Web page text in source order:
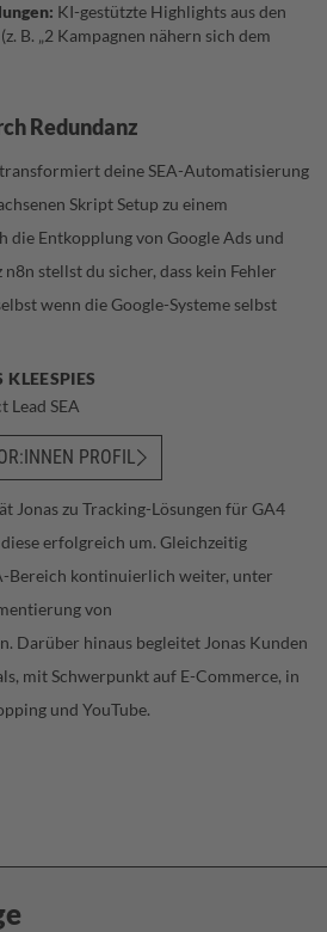
KI-gestützte Highlights aus den
B. „2 Kampagnen nähern sich dem
Redundanz
deine SEA-Automatisierung
Skript Setup zu einem
die Entkopplung von Google Ads und
stellst du sicher, dass kein Fehler
wenn die Google-Systeme selbst
KLEESPIES
Lead SEA
PROFIL
Jonas zu Tracking-Lösungen für GA4
erfolgreich um. Gleichzeitig
Bereich kontinuierlich weiter, unter
von
Darüber hinaus begleitet Jonas Kunden
mit Schwerpunkt auf E-Commerce, in
und YouTube.